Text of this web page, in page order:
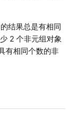
结果总是有相同
2 个非元组对象
有相同个数的非